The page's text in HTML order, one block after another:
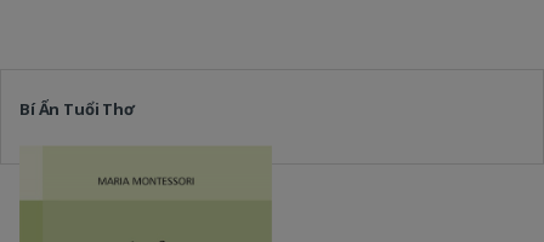
Bí Ẩn Tuổi Thơ